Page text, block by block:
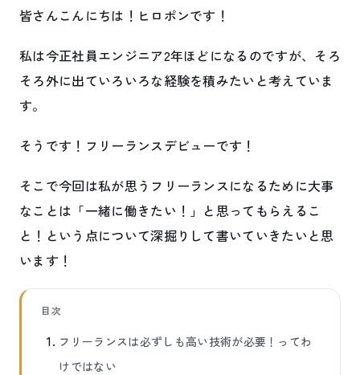
皆さんこんにちは！ヒロポンです！
私は今正社員エンジニア2年ほどになるのですが、そろ
そろ外に出ていろいろな経験を積みたいと考えていま
す。
そうです！フリーランスデビューです！
そこで今回は私が思うフリーランスになるために大事
なことは「一緒に働きたい！」と思ってもらえるこ
と！という点について深掘りして書いていきたいと思
います！
目次
フリーランスは必ずしも高い技術が必要！ってわ
けではない